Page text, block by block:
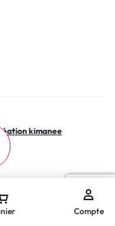
kimanee
Compte